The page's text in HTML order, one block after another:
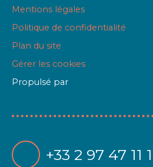
Mentions légales
Politique de confidentialité
Plan du site
Gérer les cookies
Propulsé par
+33 2 97 47 11